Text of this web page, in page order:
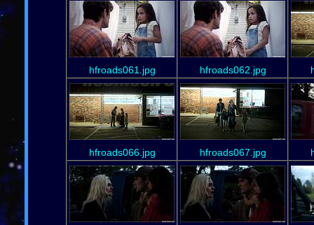
hfroads061.jpg hfroads062.jpg
hfroads066.jpg hfroads067.jpg